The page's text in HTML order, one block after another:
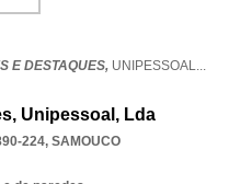
E DESTAQUES, UNIPESSOAL...
Unipessoal, Lda
224, SAMOUCO